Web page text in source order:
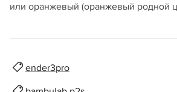
или оранжевый (оранжевый родной
ender3pro